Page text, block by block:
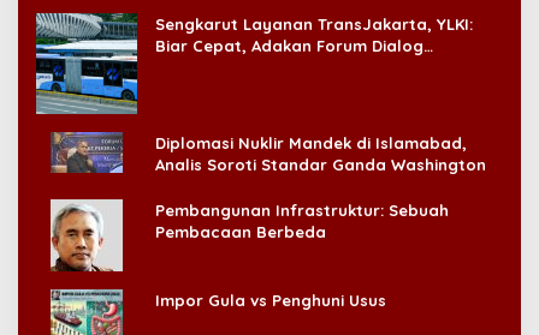
Sengkarut Layanan TransJakarta, YLKI:
Biar Cepat, Adakan Forum Dialog
Diplomasi Nuklir Mandek di Islamabad,
Analis Soroti Standar Ganda Washington
Pembangunan Infrastruktur: Sebuah
Pembacaan Berbeda
Impor Gula vs Penghuni Usus